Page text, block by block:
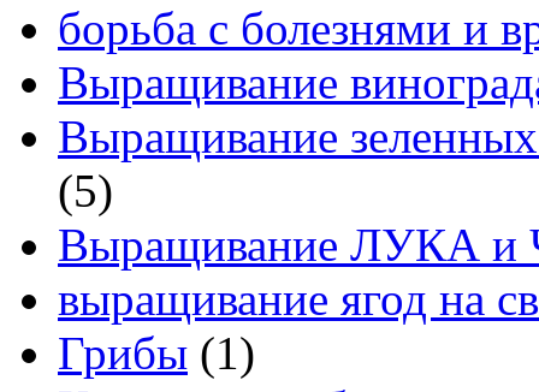
борьба с болезнями и
Выращивание
Выращивание
(5)
Выращивание ЛУКА
выращивание ягод на
Грибы (1)